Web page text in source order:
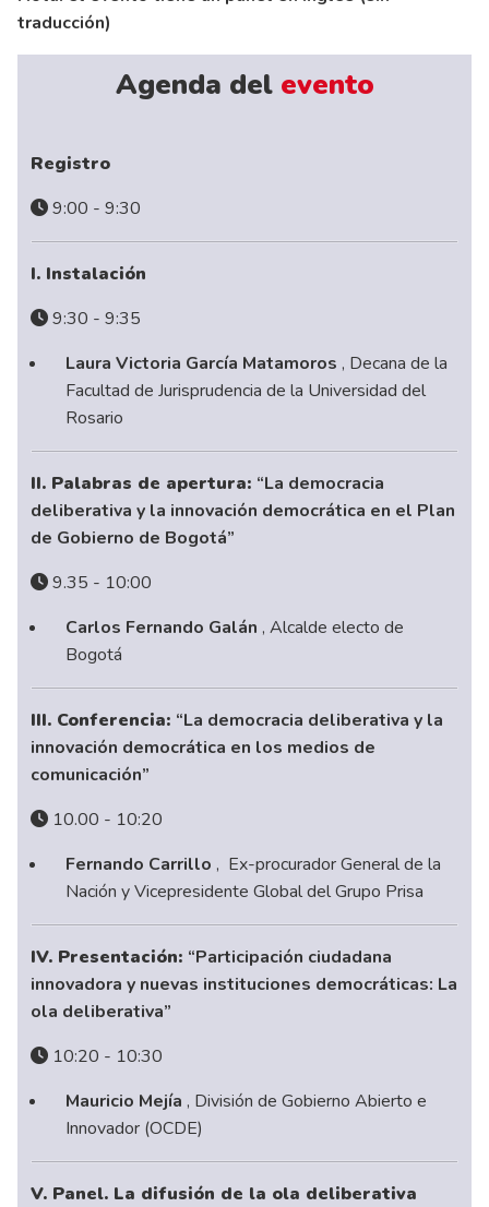
traducción)
Agenda del evento
Registro
9:00 - 9:30
I. Instalación
9:30 - 9:35
Laura Victoria García Matamoros , Decana de la
Facultad de Jurisprudencia de la Universidad del
Rosario
II. Palabras de apertura: “La democracia
deliberativa y la innovación democrática en el Plan
de Gobierno de Bogotá”
9.35 - 10:00
Carlos Fernando Galán , Alcalde electo de
Bogotá
III. Conferencia: “La democracia deliberativa y la
innovación democrática en los medios de
comunicación”
10.00 - 10:20
Fernando Carrillo , Ex-procurador General de la
Nación y Vicepresidente Global del Grupo Prisa
IV. Presentación: “Participación ciudadana
innovadora y nuevas instituciones democráticas: La
ola deliberativa”
10:20 - 10:30
Mauricio Mejía , División de Gobierno Abierto e
Innovador (OCDE)
V. Panel. La difusión de la ola deliberativa